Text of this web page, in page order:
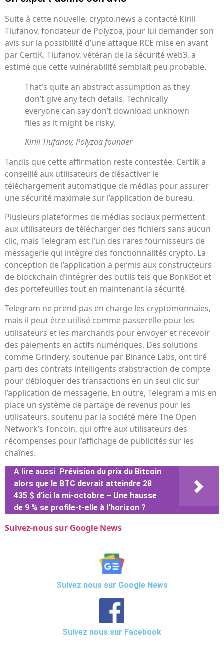
Suite à cette nouvelle, crypto.news a contacté Kirill
Tiufanov, fondateur de Polyzoa, pour lui demander son
avis sur la possibilité d’une attaque RCE mise en avant
par CertiK. Tiufanov, vétéran de la sécurité web3, a
estimé que cette vulnérabilité semblait peu probable.
That’s quite an abstract assumption as they
don’t give any tech details. Technically
everyone can say don’t download unknown
files as it might be risky.
Kirill Tiufanov, Polyzoa founder
Tandis que cette affirmation reste contestée, CertiK a
conseillé aux utilisateurs de désactiver le
téléchargement automatique de médias pour assurer
une sécurité maximale sur l’application de bureau.
Plusieurs plateformes de médias sociaux permettent
aux utilisateurs de télécharger des fichiers sans aucun
clic, mais Telegram est l’un des rares fournisseurs de
messagerie qui intègre des fonctionnalités crypto. La
conception de l’application a permis aux constructeurs
de blockchain d’intégrer des outils tels que BonkBot et
des portefeuilles tout en maintenant la sécurité.
Telegram ne prend pas en charge les cryptomonnaies,
mais il peut être utilisé comme passerelle pour les
utilisateurs et les marchands pour envoyer et recevoir
des paiements en actifs numériques. Des solutions
comme Grindery, soutenue par Binance Labs, ont tiré
parti des contrats intelligents d’abstraction de compte
pour débloquer des transactions en un seul clic sur
l’application de messagerie. En outre, Telegram a mis en
place un système de partage de revenus pour les
utilisateurs, soutenu par la société mère The Open
Network’s Toncoin, qui offre aux utilisateurs des
récompenses pour l’affichage de publicités sur les
chaînes.
A lire aussi Prévision du prix du Bitcoin
alors que le BTC devrait atteindre 28
435 $ d'ici la mi-octobre – Une hausse
de 9 % se profile-t-elle à l'horizon ?
Suivez-nous sur Google News
Suivez nous sur Google News
Suivez nous sur Facebook